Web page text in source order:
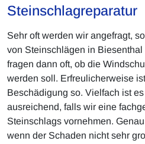
Steinschlagreparatur
Sehr oft werden wir angefragt,
von Steinschlägen in
fragen dann oft, ob die
werden soll. Erfreulicherweise
Beschädigung so. Vielfach ist
ausreichend, falls wir eine
Steinschlags vornehmen.
wenn der Schaden nicht sehr